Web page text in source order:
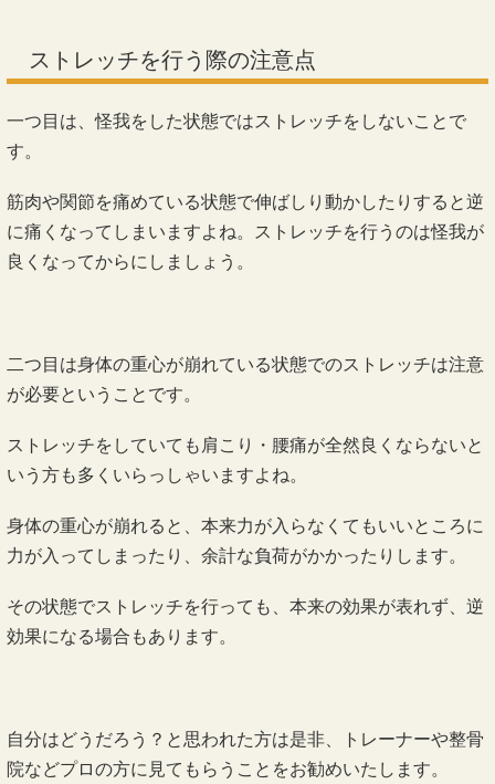
ストレッチを行う際の注意点
一つ目は、怪我をした状態ではストレッチをしないことで
す。
筋肉や関節を痛めている状態で伸ばしり動かしたりすると逆
に痛くなってしまいますよね。ストレッチを行うのは怪我が
良くなってからにしましょう。
二つ目は身体の重心が崩れている状態でのストレッチは注意
が必要ということです。
ストレッチをしていても肩こり・腰痛が全然良くならないと
いう方も多くいらっしゃいますよね。
身体の重心が崩れると、本来力が入らなくてもいいところに
力が入ってしまったり、余計な負荷がかかったりします。
その状態でストレッチを行っても、本来の効果が表れず、逆
効果になる場合もあります。
自分はどうだろう？と思われた方は是非、トレーナーや整骨
院などプロの方に見てもらうことをお勧めいたします。